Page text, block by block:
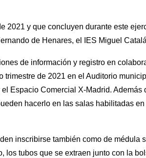
2021 y que concluyen durante este
de Henares, el IES Miguel
de información y registro en
trimestre de 2021 en el Auditorio
Espacio Comercial X-Madrid.
hacerlo en las salas habilitadas
inscribirse también como de médula
los tubos que se extraen junto con la